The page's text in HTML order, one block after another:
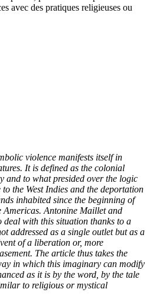
avec des pratiques religieuses ou
violence manifests itself in
It is defined as the colonial
and to what presided over the logic
the West Indies and the deportation
inhabited since the beginning of
Americas. Antonine Maillet and
deal with this situation thanks to a
addressed as a single outlet but as a
of a liberation or, more
The article thus takes the
in which this imaginary can modify
as it is by the word, by the tale
to religious or mystical